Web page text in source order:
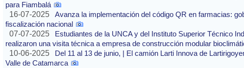
para Fiambalá
16-07-2025
Avanza la implementación del código QR en farmacias:
fiscalización nacional
07-07-2025
Estudiantes de la UNCA y del Instituto Superior Técnico
realizaron una visita técnica a empresa de construcción modular
10-06-2025
Del 11 al 13 de junio, | El camión Larti Innova de
Valle de Catamarca